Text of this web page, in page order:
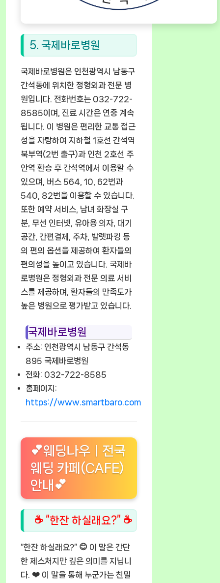
5. 국제바로병원
국제바로병원은 인천광역시 남동구
간석동에 위치한 정형외과 전문 병
원입니다. 전화번호는 032-722-
8585이며, 진료 시간은 연중 계속
됩니다. 이 병원은 편리한 교통 접근
성을 자랑하여 지하철 1호선 간석역
북부역(2번 출구)과 인천 2호선 주
안역 환승 후 간석역에서 이용할 수
있으며, 버스 564, 10, 62번과
540, 82번을 이용할 수 있습니다.
또한 예약 서비스, 남녀 화장실 구
분, 무선 인터넷, 유아용 의자, 대기
공간, 간편결제, 주차, 발렛파킹 등
의 편의 옵션을 제공하여 환자들의
편의성을 높이고 있습니다. 국제바
로병원은 정형외과 전문 의료 서비
스를 제공하며, 환자들의 만족도가
높은 병원으로 평가받고 있습니다.
국제바로병원
주소: 인천광역시 남동구 간석동
895 국제바로병원
전화: 032-722-8585
홈페이지:
https://www.smartbaro.com
💕웨딩나우ㅣ전국
웨딩 카페(CAFE)
안내💕
☕ “한잔 하실래요?” ☕
“한잔 하실래요?” 😊 이 말은 간단
한 제스처지만 깊은 의미를 지닙니
다. ❤️ 이 말을 통해 누군가는 친밀